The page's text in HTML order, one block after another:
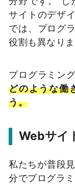
サイトのデザ
では、プログ
役割も異なりま
プログラミン
どのような働
う。
Webサイ
私たちが普段
分でプログラ